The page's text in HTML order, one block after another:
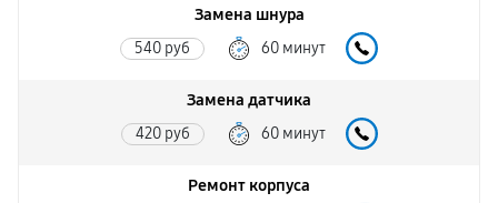
Замена шнура
540 руб 60 минут
Замена датчика
420 руб 60 минут
Ремонт корпуса